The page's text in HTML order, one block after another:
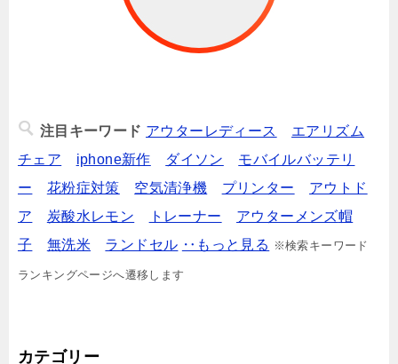
注目キーワード アウターレディース
エアリズム
チェア
iphone新作 ダイソン
モバイルバッテリ
ー
花粉症対策 空気清浄機 プリンター
アウトド
ア
炭酸水レモン トレーナー アウターメンズ帽
子
無洗米 ランドセル ‥もっと見る ※検索キーワード
ランキングページへ遷移します
カテゴリー